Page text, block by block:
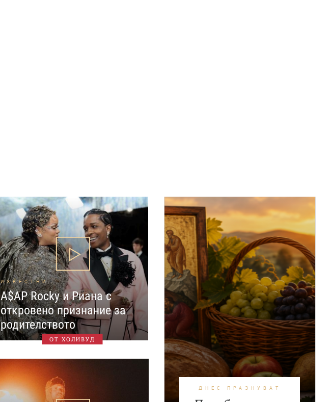
ИЗВЕСТНИ
A$AP Rocky и Риана с
откровено признание за
родителството
ОТ ХОЛИВУД
ДНЕС ПРАЗНУВАТ